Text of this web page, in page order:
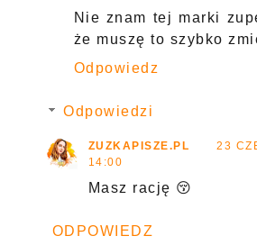
Nie znam tej marki
że muszę to szybko
Odpowiedz
Odpowiedzi
ZUZKAPISZE.PL
23
14:00
Masz rację 😚
ODPOWIEDZ